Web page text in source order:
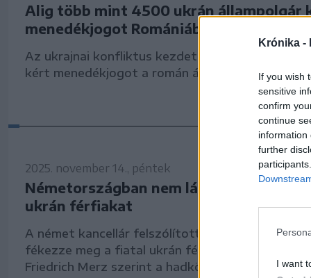
Krónika -
If you wish
sensitive
confirm
continue
information
further
I want
Alig több mint 4500 ukrán állampolgár
menedékjogot Romániában a háború
Az ukrajnai konfliktus kezdete óta 4534 ukrán
kért menedékjogot a román államtól.
2025. november 14., péntek
Németországban nem látják szívesen a
ukrán férfiakat
A német kancellár felszólította Volodimir
fékezze meg a fiatal ukrán férfiak
Friedrich Merz szerint a hadköteles ukrán